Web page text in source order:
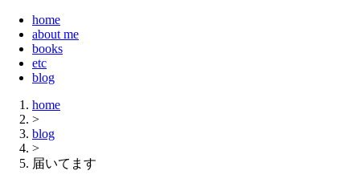
home
about me
books
etc
blog
home
>
blog
>
届いてます